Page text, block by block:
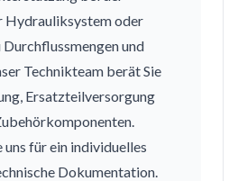
Hydrauliksystem oder
Durchflussmengen und
Technikteam berät Sie
Ersatzteilversorgung
für ein individuelles
Dokumentation.